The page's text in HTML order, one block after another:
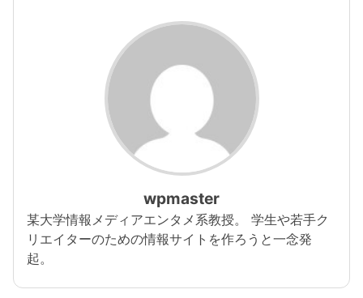
wpmaster
某大学情報メディアエンタメ系教授。 学生や若手ク
リエイターのための情報サイトを作ろうと一念発
起。